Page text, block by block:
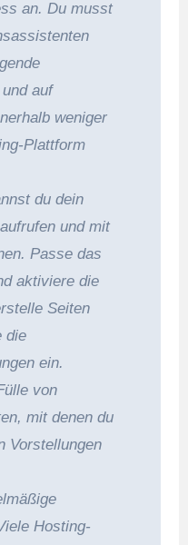
an. Du musst
auf
weniger
Plattform
du dein
und mit
Passe das
aktiviere die
Seiten
die
ein.
von
mit denen du
Vorstellungen
Hosting-